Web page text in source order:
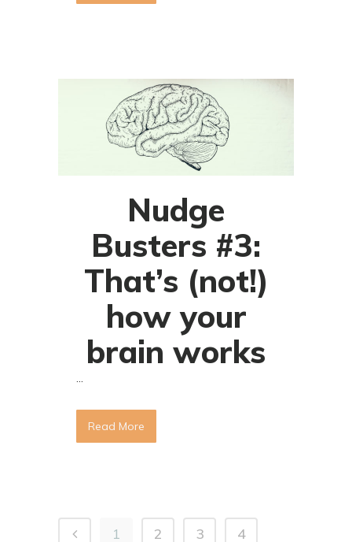
Nudge
Busters #3:
That’s (not!)
how your
brain works
...
Read More
1 2 3 4